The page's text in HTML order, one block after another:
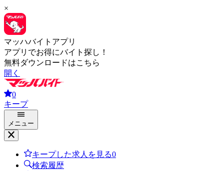
×
マッハバイトアプリ
アプリでお得にバイト探し！
無料ダウンロードはこちら
開く
0
キープ
メニュー
キープした求人を見る0
検索履歴